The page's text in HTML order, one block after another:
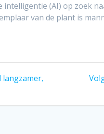
intelligentie (AI) op zoek
van de plant is
langzamer,